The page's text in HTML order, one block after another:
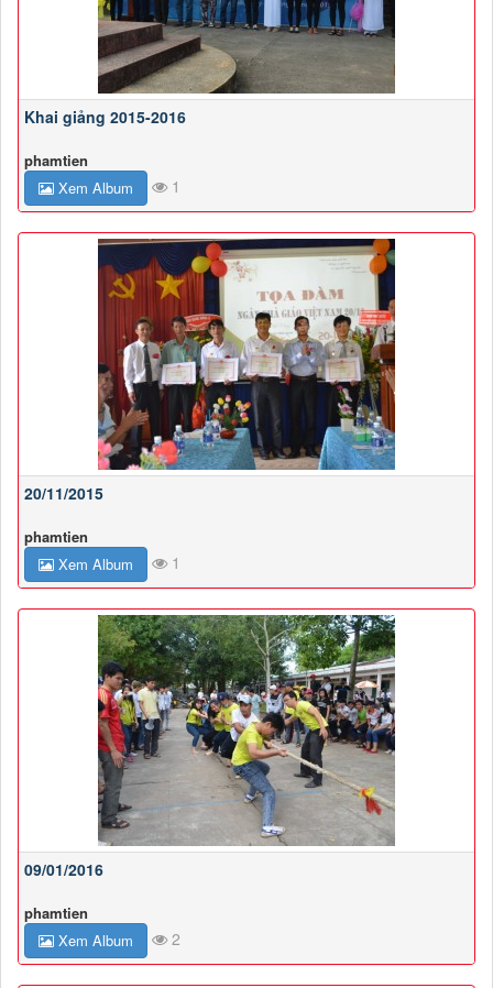
Khai giảng 2015-2016
phamtien
Xem Album
1
20/11/2015
phamtien
Xem Album
1
09/01/2016
phamtien
Xem Album
2